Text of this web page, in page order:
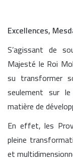
Excellences,
S’agissant de
Majesté le Roi
su transformer
seulement sur
matière de
En effet, les
pleine
et